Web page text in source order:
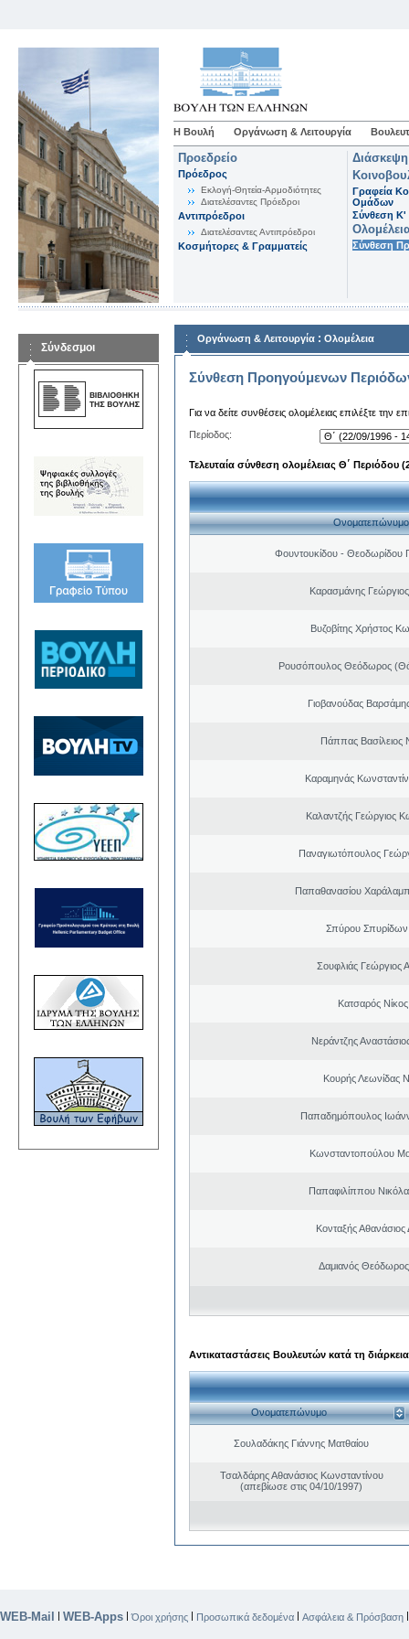
Η Βουλή Οργάνωση & Λειτουργία
Προεδρείο
Πρόεδρος
Εκλογή-Θητεία-Αρμοδιότητες
Διατελέσαντες Πρόεδροι
Αντιπρόεδροι
Διατελέσαντες Αντιπρόεδροι
Κοσμήτορες & Γραμματείς
Γραφεία
Ομάδων
Σύνθεση K'
Σύνθεση
Σύνδεσμοι
Οργάνωση & Λειτουργία : Ολομέλεια
Σύνθεση Προηγούμενων
Για να δείτε συνθέσεις ολομέλειας επιλέξτε την
Περίοδος:
Τελευταία σύνθεση ολομέλειας Θ΄ Περιόδου
Ονοματεπώνυμο
Φουντουκίδου - Θεοδωρίδου
Καρασμάνης
Βυζοβίτης Χρήστος
Ρουσόπουλος Θεόδωρος
Γιοβανούδας
Πάππας Βασίλειος
Καραμηνάς
Καλαντζής Γεώργιος
Παναγιωτόπουλος
Παπαθανασίου
Σπύρου Σπυρίδων
Σουφλιάς Γεώργιος
Κατσαρός
Νεράντζης
Κουρής Λεωνίδας
Παπαδημόπουλος
Κωνσταντοπούλου
Παπαφιλίππου
Κονταξής Αθανάσιος
Δαμιανός
Αντικαταστάσεις Βουλευτών κατά τη
Ονοματεπώνυμο
Σουλαδάκης Γιάννης Ματθαίου
Τσαλδάρης Αθανάσιος Κωνσταντίνου
(απεβίωσε στις 04/10/1997)
WEB-Mail | WEB-Apps |Όροι χρήσης | Προσωπικά δεδομένα | Ασφάλεια & Πρόσβαση